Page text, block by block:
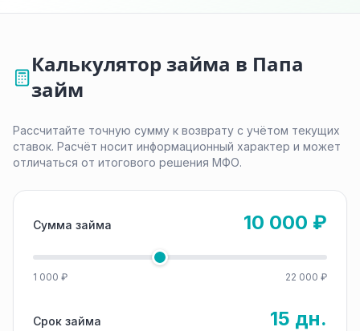
Калькулятор займа в Папа
займ
Рассчитайте точную сумму к возврату с учётом текущих
ставок. Расчёт носит информационный характер и может
отличаться от итогового решения МФО.
Сумма займа 10 000 ₽
1 000 ₽ 22 000 ₽
Срок займа 15 дн.